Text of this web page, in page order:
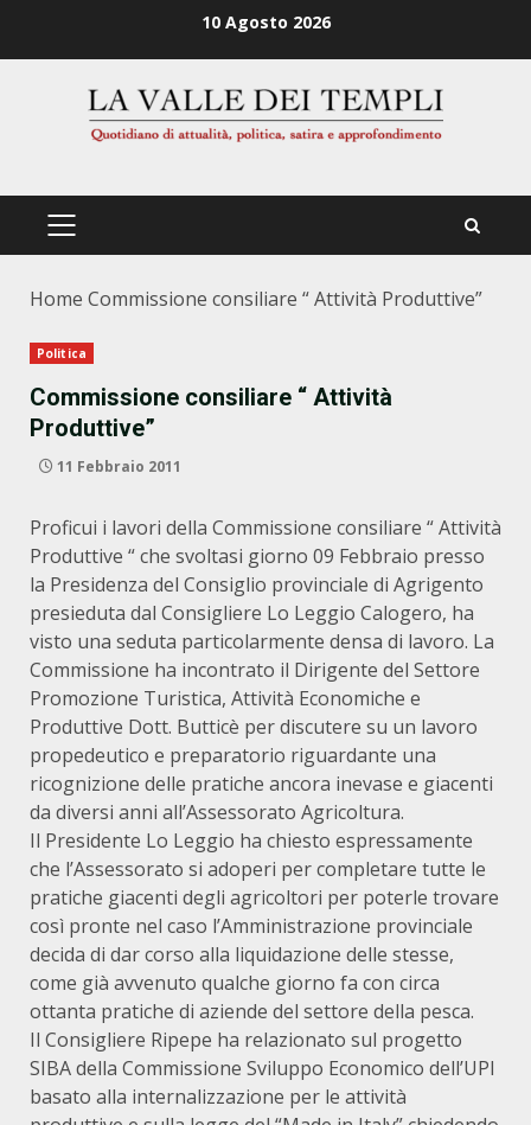
10 Agosto 2026
PRIMÄRES
Home Commissione consiliare “ Attività Produttive”
Politica
Commissione consiliare “ Attività
Produttive”
11 Febbraio 2011
Proficui i lavori della Commissione consiliare “ Attività
Produttive “ che svoltasi giorno 09 Febbraio presso
la Presidenza del Consiglio provinciale di Agrigento
presieduta dal Consigliere Lo Leggio Calogero, ha
visto una seduta particolarmente densa di lavoro. La
Commissione ha incontrato il Dirigente del Settore
Promozione Turistica, Attività Economiche e
Produttive Dott. Butticè per discutere su un lavoro
propedeutico e preparatorio riguardante una
ricognizione delle pratiche ancora inevase e giacenti
da diversi anni all’Assessorato Agricoltura.
Il Presidente Lo Leggio ha chiesto espressamente
che l’Assessorato si adoperi per completare tutte le
pratiche giacenti degli agricoltori per poterle trovare
così pronte nel caso l’Amministrazione provinciale
decida di dar corso alla liquidazione delle stesse,
come già avvenuto qualche giorno fa con circa
ottanta pratiche di aziende del settore della pesca.
Il Consigliere Ripepe ha relazionato sul progetto
SIBA della Commissione Sviluppo Economico dell’UPI
basato alla internalizzazione per le attività